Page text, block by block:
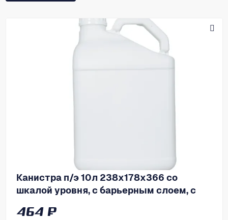
Канистра п/э 10л 238х178х366 со
шкалой уровня, с барьерным слоем, с
464 ₽